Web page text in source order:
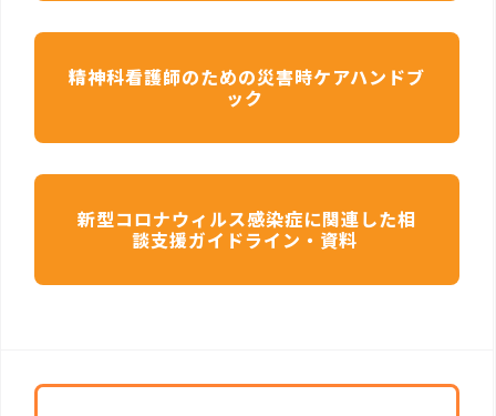
精神科看護師のための災害時ケアハンドブ
ック
新型コロナウィルス感染症に関連した相
談支援ガイドライン・資料